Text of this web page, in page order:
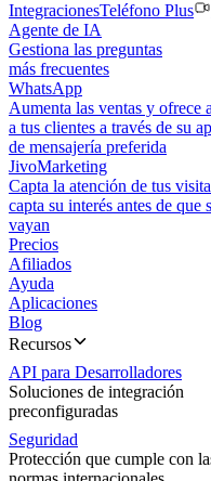
IntegracionesTeléfono Plus
Agente de IA
Gestiona las preguntas
más frecuentes
WhatsApp
Aumenta las ventas y ofrece
a tus clientes a través de su
de mensajería preferida
JivoMarketing
Capta la atención de tus
capta su interés antes de que
vayan
Precios
Afiliados
Ayuda
Aplicaciones
Blog
Recursos
API para Desarrolladores
Soluciones de integración
preconfiguradas
Seguridad
Protección que cumple con